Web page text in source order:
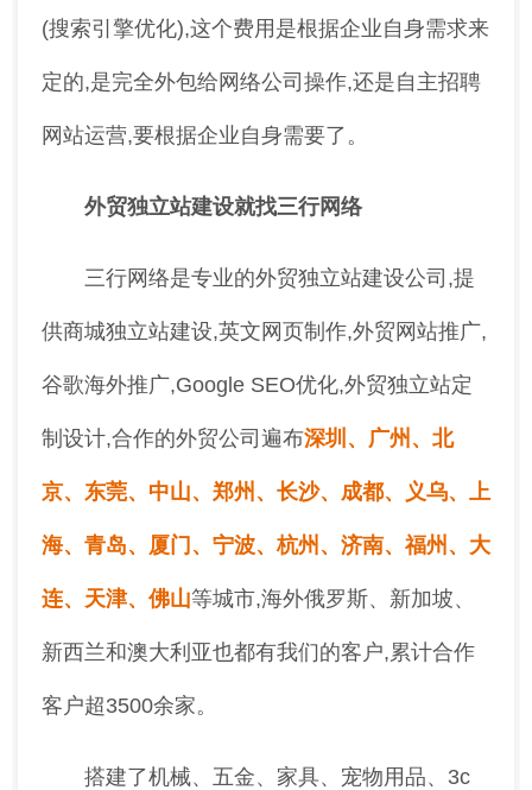
(搜索引擎优化),这个费用是根据企业自身需求来
定的,是完全外包给网络公司操作,还是自主招聘
网站运营,要根据企业自身需要了。
外贸独立站建设就找三行网络
三行网络是专业的外贸独立站建设公司,提
供商城独立站建设,英文网页制作,外贸网站推广,
谷歌海外推广,Google SEO优化,外贸独立站定
制设计,合作的外贸公司遍布深圳、广州、北
京、东莞、中山、郑州、长沙、成都、义乌、上
海、青岛、厦门、宁波、杭州、济南、福州、大
连、天津、佛山等城市,海外俄罗斯、新加坡、
新西兰和澳大利亚也都有我们的客户,累计合作
客户超3500余家。
搭建了机械、五金、家具、宠物用品、3c